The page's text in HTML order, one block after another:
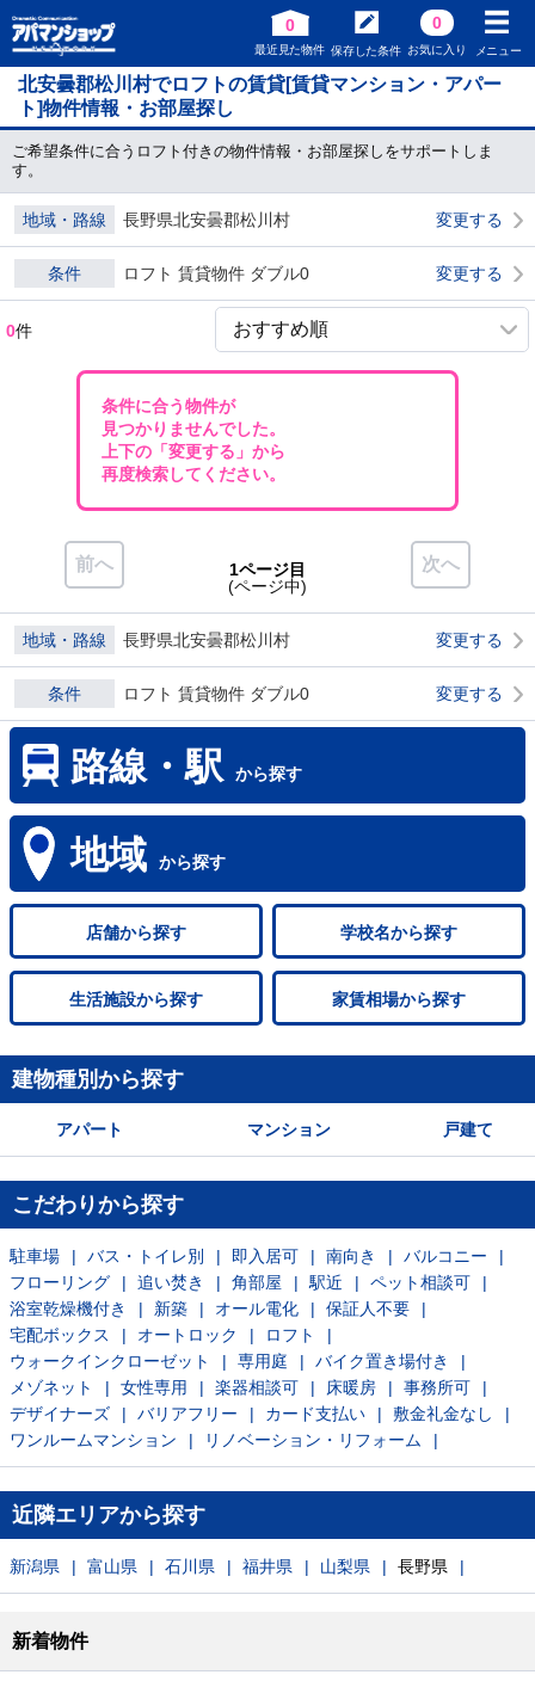
0
最近見た物件 保存した条件
0
お気に入り メニュー
北安曇郡松川村でロフトの賃貸[賃貸マンション・アパー
ト]物件情報・お部屋探し
ご希望条件に合うロフト付きの物件情報・お部屋探しをサポートしま
す。
地域・路線 長野県北安曇郡松川村 変更する
条件 ロフト 賃貸物件 ダブル0 変更する
0件
条件に合う物件が
見つかりませんでした。
上下の「変更する」から
再度検索してください。
前へ 次へ
1ページ目
(ページ中)
地域・路線 長野県北安曇郡松川村 変更する
条件 ロフト 賃貸物件 ダブル0 変更する
路線・駅 から探す
地域 から探す
店舗から探す 学校名から探す
生活施設から探す 家賃相場から探す
建物種別から探す
アパート マンション 戸建て
こだわりから探す
駐車場 バス・トイレ別 即入居可 南向き
バルコニー
フローリング
追い焚き 角部屋 駅近
ペット相談可
浴室乾燥機付き
新築 オール電化
保証人不要
宅配ボックス
オートロック
ロフト
ウォークインクローゼット
専用庭
バイク置き場付き
メゾネット
女性専用 楽器相談可 床暖房
事務所可
デザイナーズ
バリアフリー カード支払い
敷金礼金なし
ワンルームマンション
リノベーション・リフォーム
近隣エリアから探す
新潟県 富山県 石川県 福井県 山梨県 長野県
新着物件